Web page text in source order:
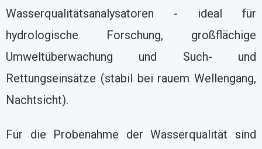
Wasserqualitätsanalysatoren - ideal für
hydrologische Forschung, großflächige
Umweltüberwachung und Such- und
Rettungseinsätze (stabil bei rauem Wellengang,
Nachtsicht).
Für die Probenahme der Wasserqualität sind